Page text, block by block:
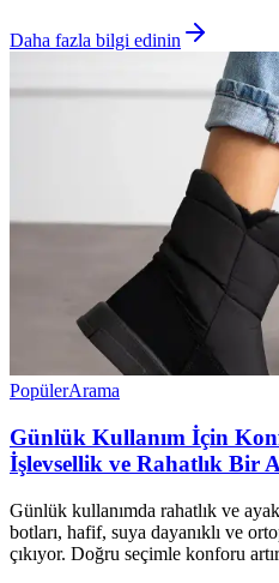
Daha fazla bilgi edinin
PopülerArama
Günlük Kullanım İçin
İşlevsellik ve Rahatlık Bir
Günlük kullanımda rahatlık ve
botları, hafif, suya dayanıklı ve
çıkıyor. Doğru seçimle konforu